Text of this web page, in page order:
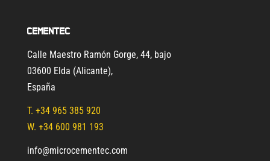
Cementec
Calle Maestro Ramón Gorge, 44, bajo
03600 Elda (Alicante),
España
T. +34 965 385 920
W. +34 600 981 193
info@microcementec.com